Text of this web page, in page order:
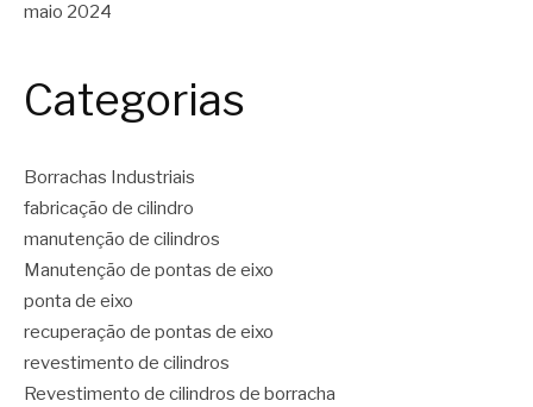
maio 2024
Categorias
Borrachas Industriais
fabricação de cilindro
manutenção de cilindros
Manutenção de pontas de eixo
ponta de eixo
recuperação de pontas de eixo
revestimento de cilindros
Revestimento de cilindros de borracha